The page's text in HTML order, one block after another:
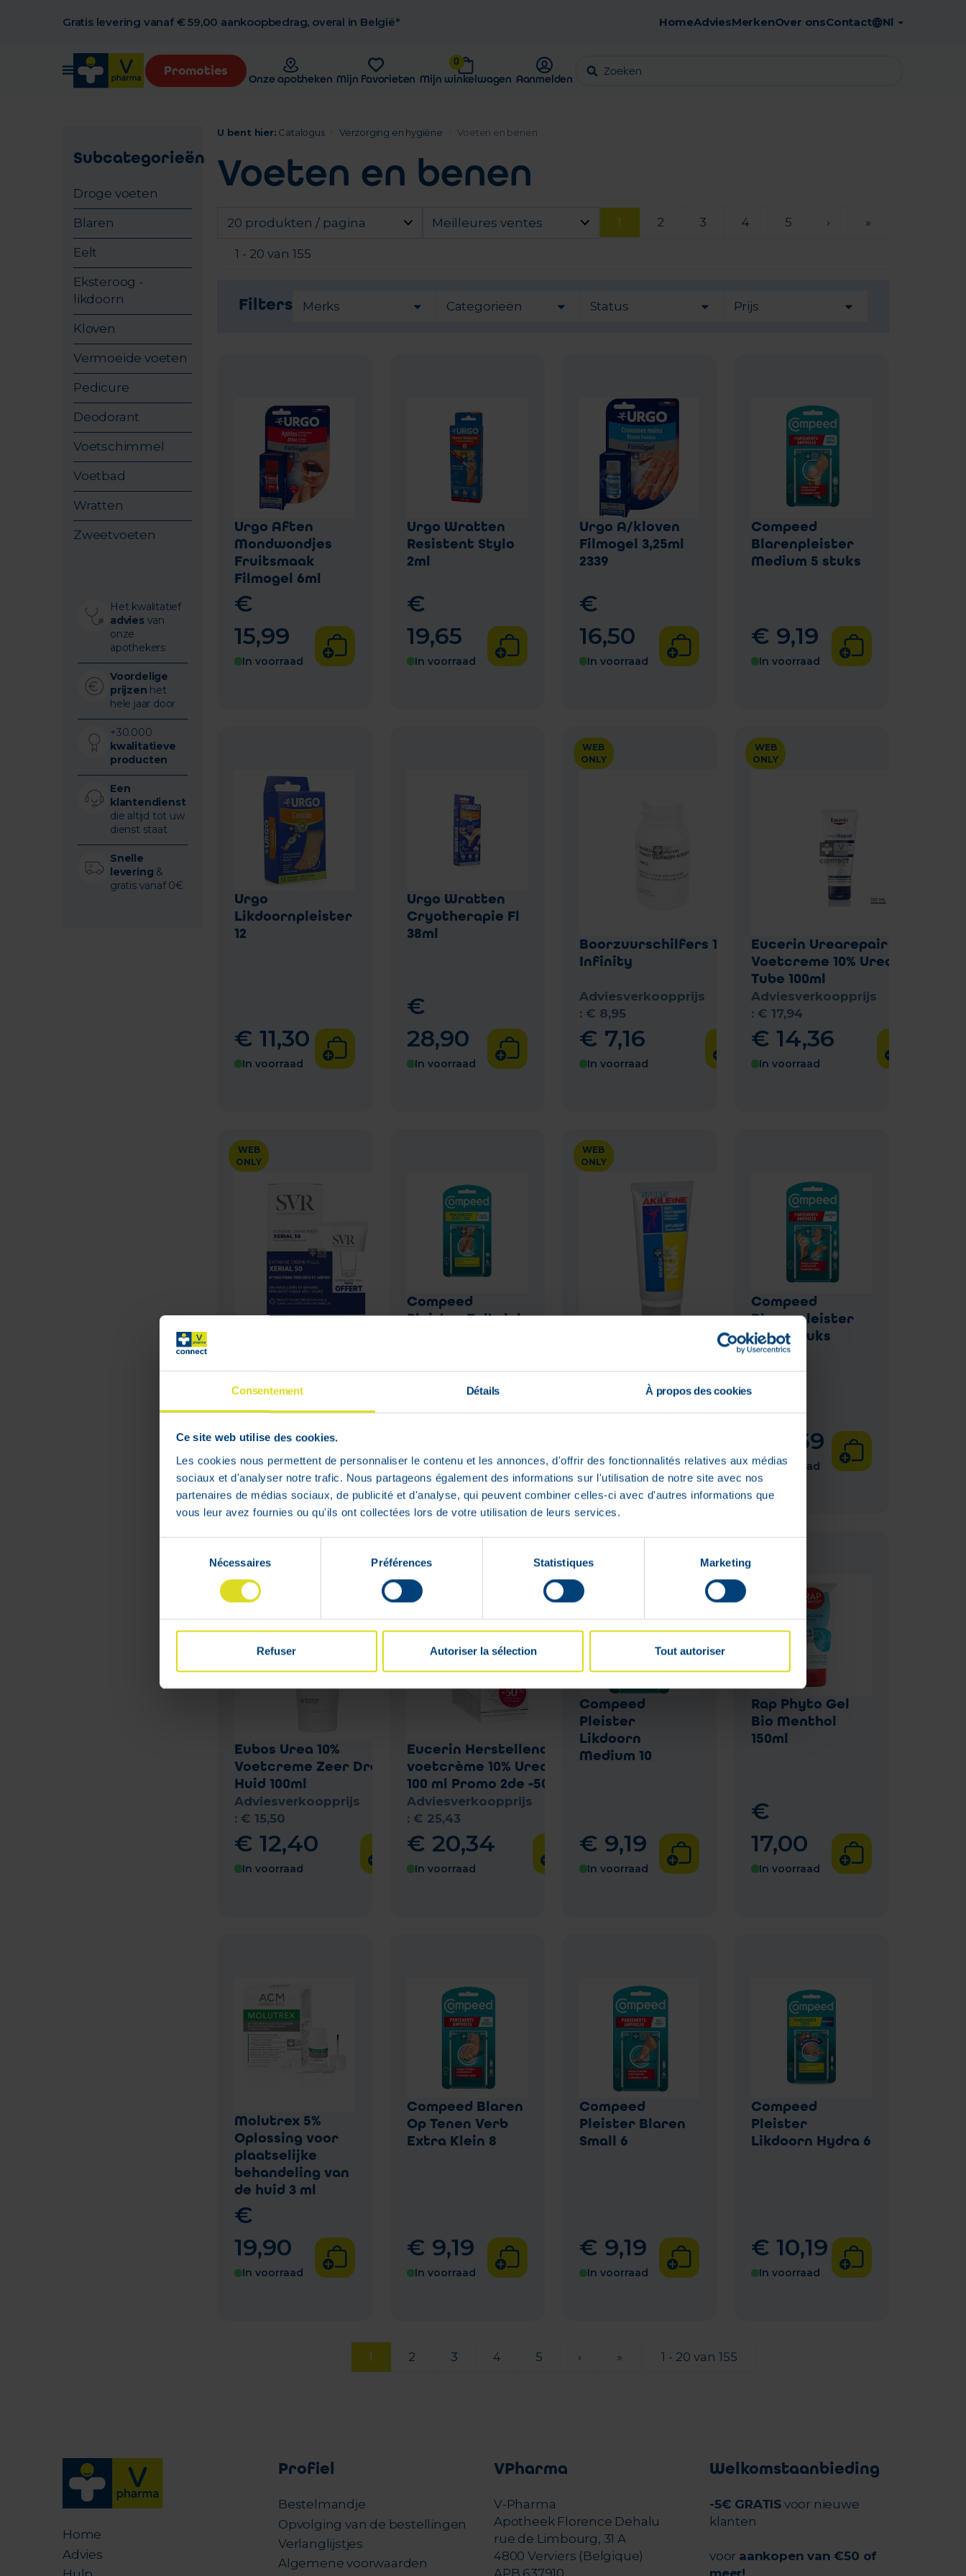
Consentement Détails À propos des cookies
Ce site web utilise des cookies.
Les cookies nous permettent de personnaliser le contenu et les annonces, d'offrir des fonctionnalités relatives aux médias
sociaux et d'analyser notre trafic. Nous partageons également des informations sur l'utilisation de notre site avec nos
partenaires de médias sociaux, de publicité et d'analyse, qui peuvent combiner celles-ci avec d'autres informations que
vous leur avez fournies ou qu'ils ont collectées lors de votre utilisation de leurs services.
consentement
Nécessaires Préférences Statistiques Marketing
Refuser Autoriser la sélection Tout autoriser
Gratis levering vanaf € 59,00 aankoopbedrag, overal in België* Gratis afhaling in de apotheek
HomeAdviesMerkenOver onsContact Nl
Promoties
Onze apotheken Mijn favorieten
0
Mijn winkelwagen Aanmelden
Subcategorieën
Droge voeten
Blaren
Eelt
Eksteroog -
likdoorn
Kloven
Vermoeide voeten
Pedicure
Deodorant
Voetschimmel
Voetbad
Wratten
Zweetvoeten
Het kwalitatief
adviesvan
onze
apothekers
Voordelige
prijzen het
hele jaar door
+30.000
kwalitatieve
producten
Een
klantendienst
die altijd tot uw
dienst staat
Snelle
levering &
gratis vanaf 0€
U bent hier: Catalogus Verzorging en hygiëne Voeten en benen
Voeten en benen
20 produkten / pagina Meilleures ventes 1 2 3 4 5 › »
1 - 20 van 155
Filters Merks Categorieën Status Prijs
Urgo Aften
Mondwondjes
Fruitsmaak
Filmogel 6ml
€
15,99
In voorraad
Urgo Wratten
Resistent Stylo
2ml
€
19,65
In voorraad
Urgo A/kloven
Filmogel 3,25ml
2339
€
16,50
In voorraad
Compeed
Blarenpleister
Medium 5 stuks
€ 9,19
In voorraad
Urgo
Likdoornpleister
12
€ 11,30
In voorraad
Urgo Wratten
Cryotherapie Fl
38ml
€
28,90
In voorraad
WEB
ONLY
Boorzuurschilfers 100g
Infinity
Adviesverkoopprijs
: € 8,95
€ 7,16
In voorraad
WEB
ONLY
Eucerin Urearepair
Voetcreme 10% Urea
Tube 100ml
Adviesverkoopprijs
:€ 17,94
€14,36
In voorraad
WEB
ONLY
Adviesverkoopprijs
:€21,05
€16,84
In voorraad
Compeed
Pleister Eeltplek
In voorraad
WEB
ONLY
Akileine Sport Creme
Adviesverkoopprijs
:€14,21
In voorraad
Compeed
Blarenpleister
Mix 5 stuks
69
In voorraad
ONLY
Eubos Urea 10%
Voetcreme Zeer Droge
Huid 100ml
Adviesverkoopprijs
: € 15,50
€ 12,40
In voorraad
ONLY
Eucerin Herstellende
voetcrème 10% Urea 2 x
100 ml Promo 2de -50%
Adviesverkoopprijs
: € 25,43
€ 20,34
In voorraad
Compeed
Pleister
Likdoorn
Medium 10
€ 9,19
In voorraad
Rap Phyto Gel
Bio Menthol
150ml
€
17,00
In voorraad
Molutrex 5%
Oplossing voor
plaatselijke
behandeling van
de huid 3 ml
€
19,90
In voorraad
Compeed Blaren
Op Tenen Verb
Extra Klein 8
€ 9,19
In voorraad
Compeed
Pleister Blaren
Small 6
€ 9,19
In voorraad
Compeed
Pleister
Likdoorn Hydra 6
€10,19
In voorraad
1 2 3 4 5 › » 1 - 20 van 155
Home
Advies
Profiel
Bestelmandje
Opvolging van de bestellingen
Verlanglijstjes
Algemene voorwaarden
VPharma
V-Pharma
Apotheek Florence Dehalu
rue de Limbourg, 31 A
4800 Verviers (Belgique)
Welkomstaanbieding
-5€ GRATIS voor nieuwe
klanten
voor aankopen van €50 of